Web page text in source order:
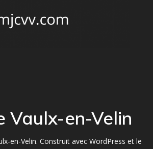
Vaulx-en-Velin
en-Velin. Construit avec WordPress et le